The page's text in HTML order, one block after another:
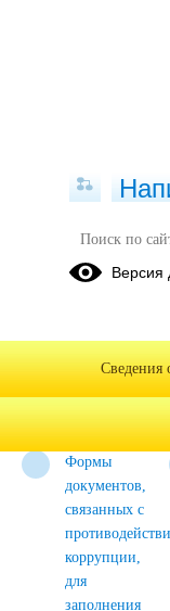
сфере
Формы
документов,
связанных с
коррупции,
для
заполнения
Версия
Сведения